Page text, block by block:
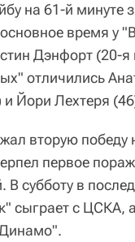
на 61-й минуте
время у
Дэнфорт (20-я
отличились
Йори Лехтеря
вторую победу
первое
В субботу в
сыграет с ЦСКА,